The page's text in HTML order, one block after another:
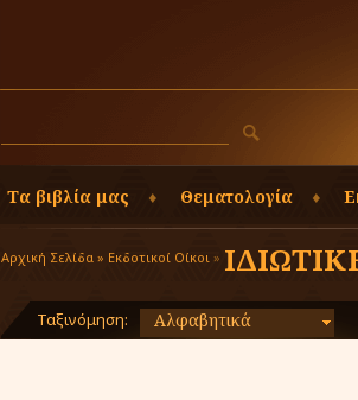
Τα βιβλία μας Θεματολογία
Αρχική Σελίδα » Εκδοτικοί Οίκοι »
Ταξινόμηση: Αλφαβητικά